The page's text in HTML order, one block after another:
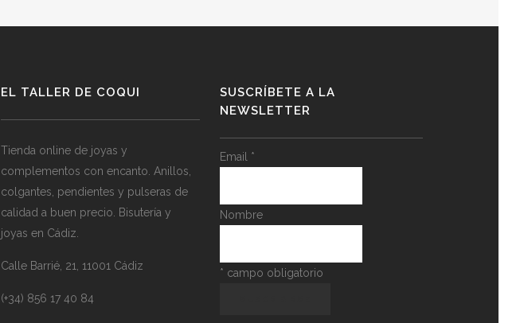
EL TALLER DE COQUI
Tienda online de joyas y
complementos con encanto. Anillos,
colgantes, pendientes y pulseras de
calidad a buen precio. Bisutería y
joyas en Cádiz.
Calle Barrié, 21, 11001 Cádiz
(+34) 856 17 40 84
SUSCRÍBETE A LA
NEWSLETTER
Email *
Nombre
* campo obligatorio